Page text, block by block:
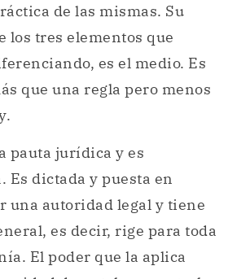
de las mismas. Su
los tres elementos que
es el medio. Es
que una regla pero menos
pauta jurídica y es
Es dictada y puesta en
una autoridad legal y tiene
es decir, rige para toda
El poder que la aplica